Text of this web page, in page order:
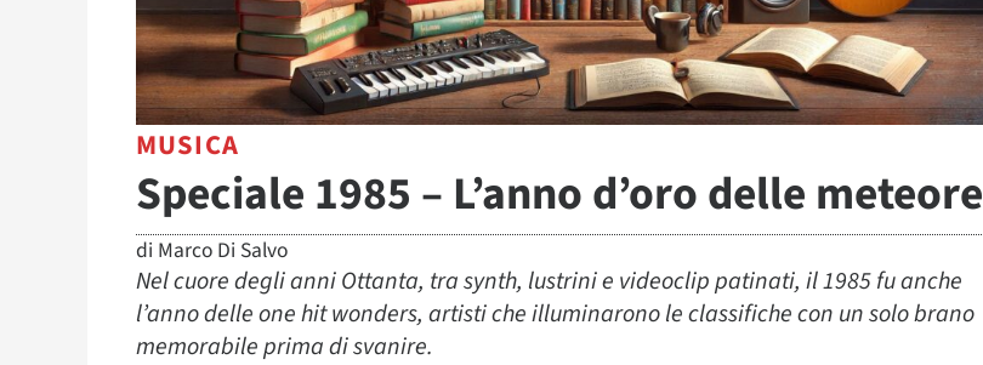
MUSICA
Speciale 1985 – L’anno d’oro delle meteore
di Marco Di Salvo
Nel cuore degli anni Ottanta, tra synth, lustrini e videoclip patinati, il 1985 fu anche
l’anno delle one hit wonders, artisti che illuminarono le classifiche con un solo brano
memorabile prima di svanire.